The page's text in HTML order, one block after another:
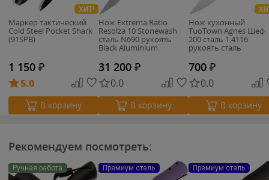
ХИТ!
Маркер тактический
Cold Steel Pocket Shark
(91SPB)
1 150 ₽
5.0
В корзину
Нож Extrema Ratio
Resolza 10 Stonewash
сталь N690 рукоять
Black Aluminium
31 200 ₽
0.0
В корзину
Нож кухонный
TuoTown Agnes Шеф
200 сталь 1.4116
рукоять сталь
700 ₽
0.0
В корзину
Рекомендуем посмотреть:
Ручная работа Премиум сталь Премиум сталь